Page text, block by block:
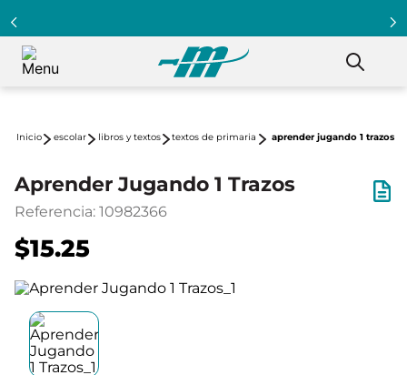
escolar libros y textos textos de primaria aprender jugando 1 trazos
Aprender Jugando 1 Trazos
Referencia: 10982366
$15.25